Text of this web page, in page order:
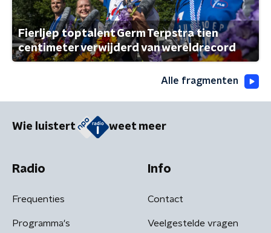
Fierljep toptalent Germ Terpstra tien
centimeter verwijderd van wereldrecord
Alle fragmenten
Wie luistert weet meer
Radio
Frequenties
Programma's
Info
Contact
Veelgestelde vragen